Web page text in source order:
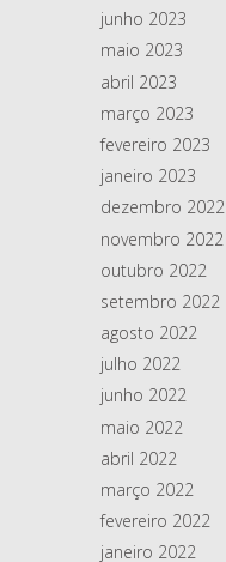
junho 2023
maio 2023
abril 2023
março 2023
fevereiro 2023
janeiro 2023
dezembro 2022
novembro 2022
outubro 2022
setembro 2022
agosto 2022
julho 2022
junho 2022
maio 2022
abril 2022
março 2022
fevereiro 2022
janeiro 2022